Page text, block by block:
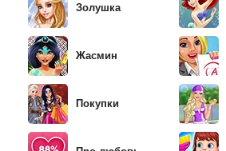
Золушка
Жасмин
Покупки